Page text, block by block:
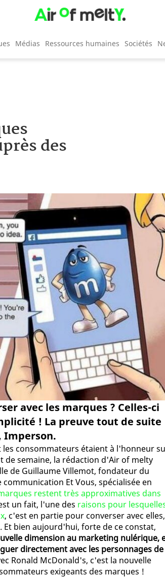
Médias Ressources humaines Sociétés
des
avec les marques ? Celles-ci
! La preuve tout de suite
Imperson.
les consommateurs étaient à l'honneur
de semaine, la rédaction d'Air of melty
de Guillaume Villemot, fondateur du
Et Vous, spécialisée en
restent très approximatives dans
un fait, l'une des raisons pour
, c'est en partie pour converser avec elles,
bien aujourd'hui, forte de ce constat,
dimension au marketing nulérique,
directement avec les personnages de
Ronald McDonald's, c'est la nouvelle
exigeants des marques !